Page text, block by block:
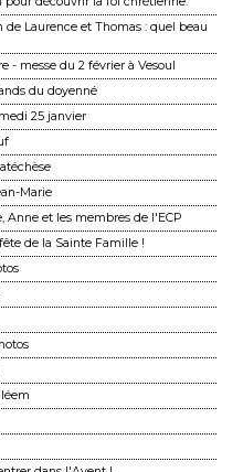
de Laurence et Thomas : quel beau
- messe du 2 février à Vesoul
du doyenné
25 janvier
Marie
Anne et les membres de l'ECP
de la Sainte Famille !